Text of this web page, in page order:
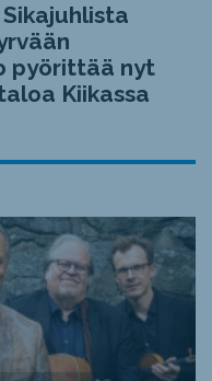
pyörittää nyt
Kiikassa